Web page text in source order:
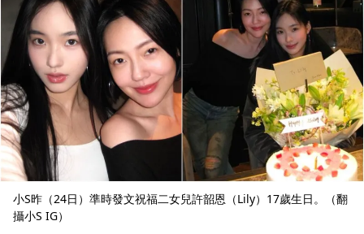
小S昨（24日）準時發文祝福二女兒許韶恩（Lily）17歲生日。（翻
攝小S IG）